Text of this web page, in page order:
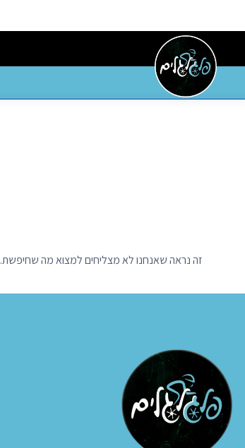
זה נראה שאנחנו לא מצליחים למצוא מה שחיפשת.